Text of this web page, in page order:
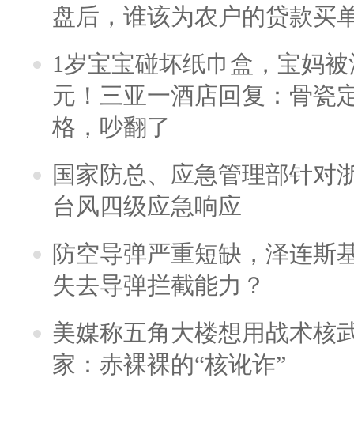
盘后，谁该为农户的贷款买
1岁宝宝碰坏纸巾盒，宝妈
元！三亚一酒店回复：骨瓷
格，吵翻了
国家防总、应急管理部针对
台风四级应急响应
防空导弹严重短缺，泽连斯
失去导弹拦截能力？
美媒称五角大楼想用战术核
家：赤裸裸的“核讹诈”